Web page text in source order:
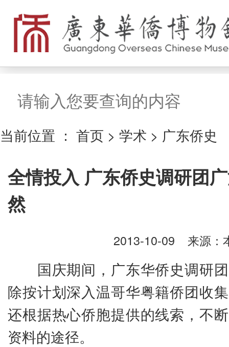
搜索
当前位置 ： 首页 > 学术 > 广东侨史
全情投入 广东侨史调研团
然
2013-10-09 来源：
国庆期间，广东华侨史调研团
除按计划深入温哥华粤籍侨团收
还根据热心侨胞提供的线索，不
资料的途径。